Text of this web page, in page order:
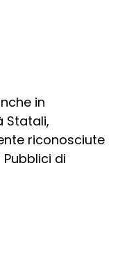
in
Statali,
riconosciute
di